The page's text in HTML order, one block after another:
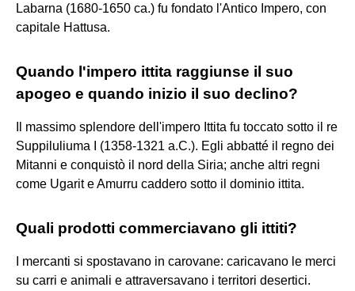
Labarna (1680-1650 ca.) fu fondato l'Antico Impero, con
capitale Hattusa.
Quando l'impero ittita raggiunse il suo
apogeo e quando inizio il suo declino?
Il massimo splendore dell'impero Ittita fu toccato sotto il re
Suppiluliuma I (1358-1321 a.C.). Egli abbatté il regno dei
Mitanni e conquistò il nord della Siria; anche altri regni
come Ugarit e Amurru caddero sotto il dominio ittita.
Quali prodotti commerciavano gli ittiti?
I mercanti si spostavano in carovane: caricavano le merci
su carri e animali e attraversavano i territori desertici.